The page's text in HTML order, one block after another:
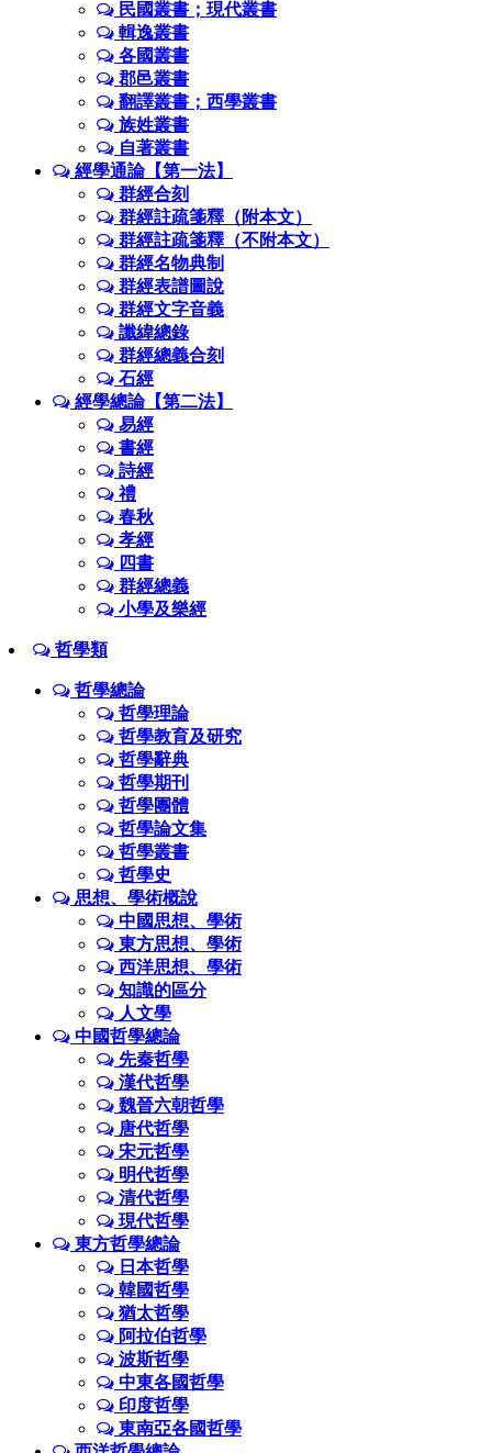
民國叢書；現代叢書
輯逸叢書
各國叢書
郡邑叢書
翻譯叢書；西學叢書
族姓叢書
自著叢書
經學通論【第一法】
群經合刻
群經註疏箋釋（附本文）
群經註疏箋釋（不附本文）
群經名物典制
群經表譜圖說
群經文字音義
讖緯總錄
群經總義合刻
石經
經學總論【第二法】
易經
書經
詩經
禮
春秋
孝經
四書
群經總義
小學及樂經
哲學類
哲學總論
哲學理論
哲學教育及研究
哲學辭典
哲學期刊
哲學團體
哲學論文集
哲學叢書
哲學史
思想、學術概說
中國思想、學術
東方思想、學術
西洋思想、學術
知識的區分
人文學
中國哲學總論
先秦哲學
漢代哲學
魏晉六朝哲學
唐代哲學
宋元哲學
明代哲學
清代哲學
現代哲學
東方哲學總論
日本哲學
韓國哲學
猶太哲學
阿拉伯哲學
波斯哲學
中東各國哲學
印度哲學
東南亞各國哲學